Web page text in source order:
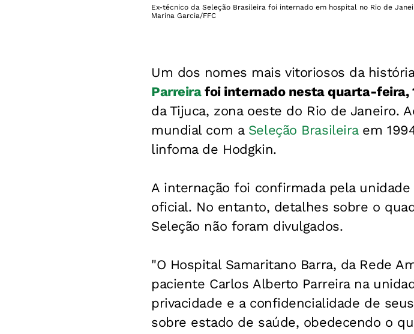
Ex-técnico da Seleção Brasileira foi internado em hospital no Rio de
Marina Garcia/FFC
Um dos nomes mais vitoriosos da
Parreirafoi internado nesta quarta-feira,
da Tijuca, zona oeste do Rio de Janeiro.
mundial com a Seleção Brasileiraem
linfoma de Hodgkin.
A internação foi confirmada pela
oficial. No entanto, detalhes sobre o
Seleção não foram divulgados.
"O Hospital Samaritano Barra, da Rede
paciente Carlos Alberto Parreira na
privacidade e a confidencialidade de
sobre estado de saúde, obedecendo o